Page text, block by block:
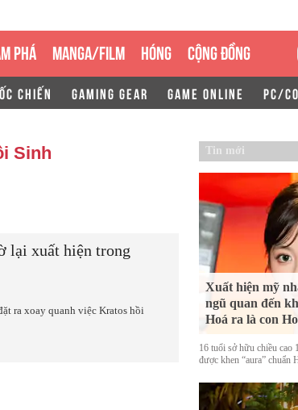
PHÁ MANGA/FILM HÓNG CỘNG ĐỒNG
CHIẾN GAMING GEAR GAME ONLINE PC/
Sinh
lại xuất hiện trong
ra xoay quanh việc Kratos hồi
Tin mới
Xuất hiện mỹ
ngũ quan đến
Hoá ra là con
16 tuổi sở hữu chiều cao
được khen “aura” chuẩn